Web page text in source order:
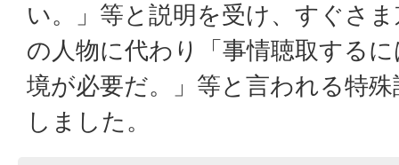
い。」等と説明を受け、すぐさ
の人物に代わり「事情聴取する
境が必要だ。」等と言われる特
しました。